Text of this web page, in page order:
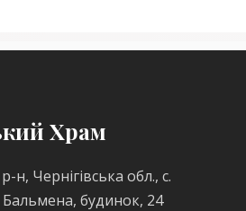
Храм
н, Чернігівська обл., с.
будинок, 24